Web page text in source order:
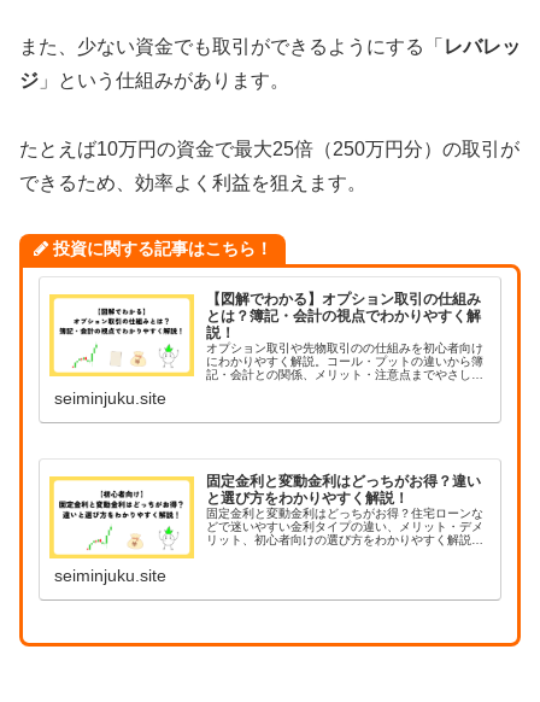
また、少ない資金でも取引ができるようにする「 レバレッ
ジ 」という仕組みがあります。
たとえば10万円の資金で最大25倍（250万円分）の取引が
できるため、効率よく利益を狙えます。
投資に関する記事はこちら！
【図解でわかる】オプション取引の仕組み
とは？簿記・会計の視点でわかりやすく解
説！
オプション取引や先物取引のの仕組みを初心者向け
にわかりやすく解説。コール・プットの違いから簿
記・会計との関係、メリット・注意点までやさしく
seiminjuku.site
固定金利と変動金利はどっちがお得？違い
と選び方をわかりやすく解説！
固定金利と変動金利はどっちがお得？住宅ローンな
どで迷いやすい金利タイプの違い、メリット・デメ
リット、初心者向けの選び方をわかりやすく解説。
seiminjuku.site